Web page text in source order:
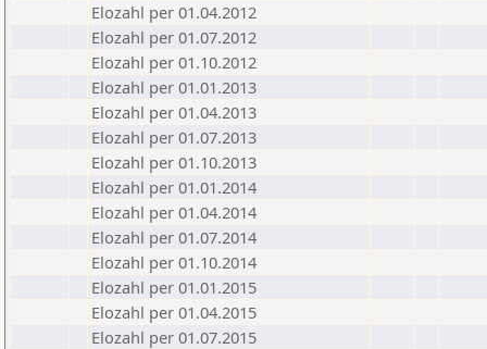
Elozahl per 01.04.2012
Elozahl per 01.07.2012
Elozahl per 01.10.2012
Elozahl per 01.01.2013
Elozahl per 01.04.2013
Elozahl per 01.07.2013
Elozahl per 01.10.2013
Elozahl per 01.01.2014
Elozahl per 01.04.2014
Elozahl per 01.07.2014
Elozahl per 01.10.2014
Elozahl per 01.01.2015
Elozahl per 01.04.2015
Elozahl per 01.07.2015